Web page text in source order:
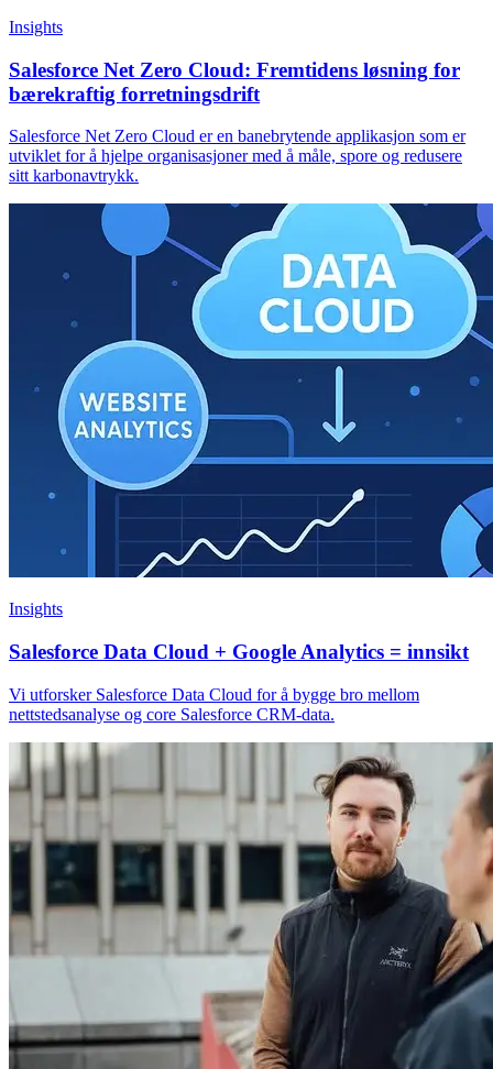
Insights
Salesforce Net Zero Cloud: Fremtidens løsning for
bærekraftig forretningsdrift
Salesforce Net Zero Cloud er en banebrytende applikasjon som er
utviklet for å hjelpe organisasjoner med å måle, spore og redusere
sitt karbonavtrykk.
Insights
Salesforce Data Cloud + Google Analytics = innsikt
Vi utforsker Salesforce Data Cloud for å bygge bro mellom
nettstedsanalyse og core Salesforce CRM-data.